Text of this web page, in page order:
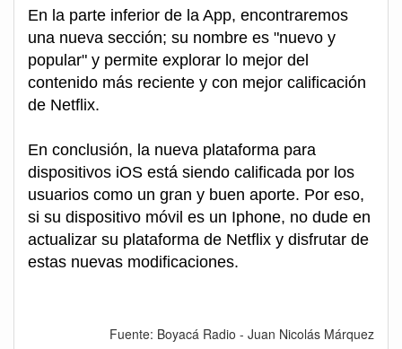
En la parte inferior de la App, encontraremos
una nueva sección; su nombre es "nuevo y
popular" y permite explorar lo mejor del
contenido más reciente y con mejor calificación
de Netflix.
En conclusión, la nueva plataforma para
dispositivos iOS está siendo calificada por los
usuarios como un gran y buen aporte. Por eso,
si su dispositivo móvil es un Iphone, no dude en
actualizar su plataforma de Netflix y disfrutar de
estas nuevas modificaciones.
Fuente: Boyacá Radio - Juan Nicolás Márquez